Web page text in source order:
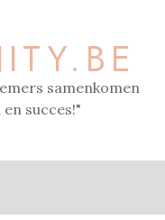
samenkomen
succes!"